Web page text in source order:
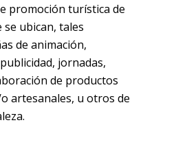
promoción turística de
se ubican, tales
de animación,
jornadas,
de productos
artesanales, u otros de